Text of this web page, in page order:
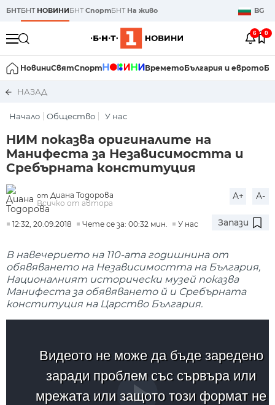
БНТБНТ НОВИНИБНТСпортБНТ На живо BG
6 0
НовиниСвятСпорт ВреметоБългария и еврото
НАЗАД
Начало Общество У нас
НИМ показва оригиналите на
Манифеста за Независимостта и
Сребърната конституция
от Диана Тодорова
Всичко от автора
A+ A-
12:32, 20.09.2018 Чете се за: 00:32 мин. У нас Запази
В навечерието на 110-ата годишнина от
обявяването на Независимостта на България,
Националният исторически музей показва
Манифеста за обявяването й и Сребърната
конституция на Царство България.
Видеото не може да бъде заредено
заради проблем със сървъра или
мрежата или защото този формат не